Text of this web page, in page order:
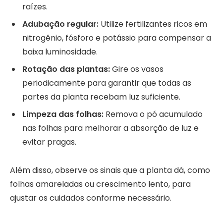
raízes.
Adubação regular: Utilize fertilizantes ricos em
nitrogênio, fósforo e potássio para compensar a
baixa luminosidade.
Rotação das plantas:Gire os vasos
periodicamente para garantir que todas as
partes da planta recebam luz suficiente.
Limpeza das folhas: Remova o pó acumulado
nas folhas para melhorar a absorção de luz e
evitar pragas.
Além disso, observe os sinais que a planta dá, como
folhas amareladas ou crescimento lento, para
ajustar os cuidados conforme necessário.